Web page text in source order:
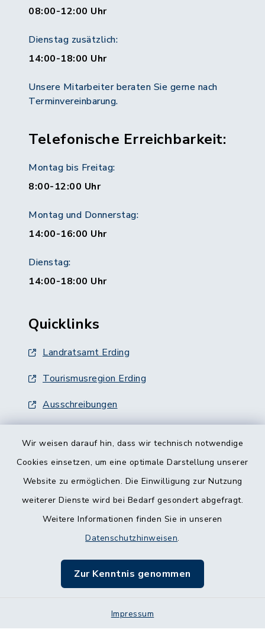
Wir weisen darauf hin, dass wir technisch notwendige
Cookies einsetzen, um eine optimale Darstellung unserer
Website zu ermöglichen. Die Einwilligung zur Nutzung
weiterer Dienste wird bei Bedarf gesondert abgefragt.
Weitere Informationen finden Sie in unseren
Datenschutzhinweisen.
Zur Kenntnis genommen
Impressum
08:00-12:00 Uhr
Dienstag zusätzlich:
14:00-18:00 Uhr
Unsere Mitarbeiter beraten Sie gerne nach
Terminvereinbarung.
Telefonische Erreichbarkeit:
Montag bis Freitag:
8:00-12:00 Uhr
Montag und Donnerstag:
14:00-16:00 Uhr
Dienstag:
14:00-18:00 Uhr
Quicklinks
Landratsamt Erding
Tourismusregion Erding
Ausschreibungen
Barrierefreiheit
Impressum
Sitemap